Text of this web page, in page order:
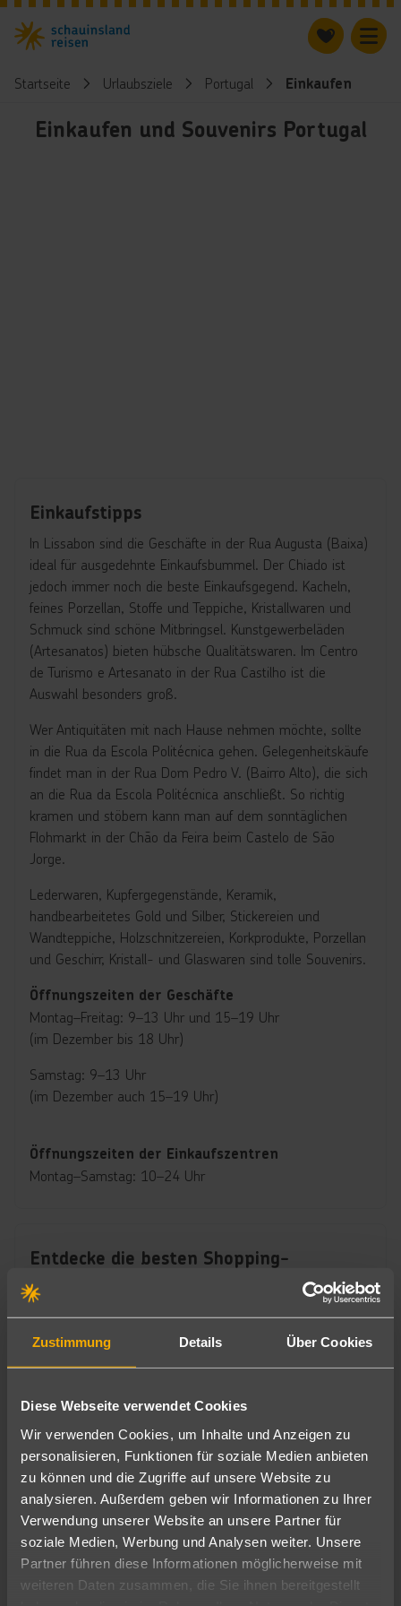
Zustimmung Details Über Cookies
Diese Webseite verwendet Cookies
Wir verwenden Cookies, um Inhalte und Anzeigen zu
personalisieren, Funktionen für soziale Medien anbieten
zu können und die Zugriffe auf unsere Website zu
analysieren. Außerdem geben wir Informationen zu Ihrer
Verwendung unserer Website an unsere Partner für
soziale Medien, Werbung und Analysen weiter. Unsere
Partner führen diese Informationen möglicherweise mit
weiteren Daten zusammen, die Sie ihnen bereitgestellt
Startseite Urlaubsziele Portugal Einkaufen
Einkaufen und Souvenirs Portugal
Einkaufstipps
In Lissabon sind die Geschäfte in der Rua Augusta (Baixa)
ideal für ausgedehnte Einkaufsbummel. Der Chiado ist
jedoch immer noch die beste Einkaufsgegend. Kacheln,
feines Porzellan, Stoffe und Teppiche, Kristallwaren und
Schmuck sind schöne Mitbringsel. Kunstgewerbeläden
(Artesanatos) bieten hübsche Qualitätswaren. Im Centro
de Turismo e Artesanato in der Rua Castilho ist die
Auswahl besonders groß.
Wer Antiquitäten mit nach Hause nehmen möchte, sollte
in die Rua da Escola Politécnica gehen. Gelegenheitskäufe
findet man in der Rua Dom Pedro V. (Bairro Alto), die sich
an die Rua da Escola Politécnica anschließt. So richtig
kramen und stöbern kann man auf dem sonntäglichen
Flohmarkt in der Chão da Feira beim Castelo de São
Jorge.
Lederwaren, Kupfergegenstände, Keramik,
handbearbeitetes Gold und Silber, Stickereien und
Wandteppiche, Holzschnitzereien, Korkprodukte, Porzellan
und Geschirr, Kristall- und Glaswaren sind tolle Souvenirs.
Öffnungszeiten der Geschäfte
Montag–Freitag: 9–13 Uhr und 15–19 Uhr
(im Dezember bis 18 Uhr)
Samstag: 9–13 Uhr
(im Dezember auch 15–19 Uhr)
Öffnungszeiten der Einkaufszentren
Montag–Samstag: 10–24 Uhr
Entdecke die besten Shopping-
Möglichkeiten an der Algarve!
An der Algarve gibt es für jeden Shopping-Fan etwas zu
entdecken. Ob du nach einzigartigen Souvenirs, stilvollen
Souvenirs und Handwerkskunst : Die Algarve ist
bekannt für ihre traditionelle Handwerkskunst. Stöbere
durch charmante Märkte und Boutiquen nach
handgefertigten Keramiken, einzigartigen Schmuckstücken
und kunstvollen Textilien. Beliebte Souvenirs sind bunte
Fliesen (Azulejos), die typisch für die Region sind, und die
handgefertigten Korbwaren, die du in vielen Geschäften
finden kannst.